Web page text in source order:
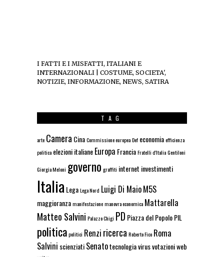
I FATTI E I MISFATTI, ITALIANI E
INTERNAZIONALI | COSTUME, SOCIETA',
NOTIZIE, INFORMAZIONE, NEWS, SATIRA
TAG
arte CameraCinaCommissione europeaDef economiaefficienza
politica elezioni italianeEuropa FranciaFratelli d'ItaliaGentiloni
Giorgia Meloni governo graffiti internet investimenti
Italia LegaLega Nord Luigi Di MaioM5S
maggioranzamanifestazionemanovra economica Mattarella
Matteo Salvini Palazzo Chigi PD Piazza del PopoloPIL
politicapolitici Renzi ricercaRoberto Fico Roma
Salvini scienziatiSenatotecnologiavirusvotazioniweb